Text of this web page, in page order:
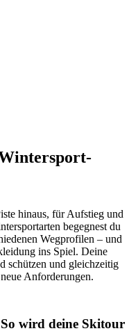
hinaus, für Aufstieg und
begegnest du
Wegprofilen – und
ins Spiel. Deine
schützen und gleichzeitig
Anforderungen.
wird deine Skitour